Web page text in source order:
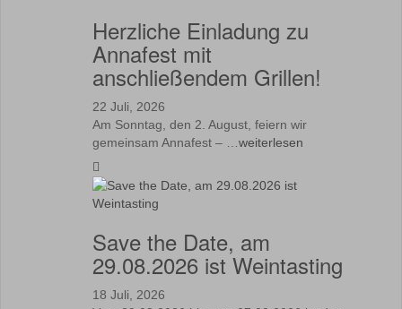
Herzliche Einladung zu
Annafest mit
anschließendem Grillen!
22 Juli, 2026
Am Sonntag, den 2. August, feiern wir
gemeinsam Annafest – … weiterlesen
Save the Date, am
29.08.2026 ist Weintasting
18 Juli, 2026